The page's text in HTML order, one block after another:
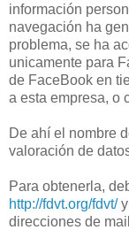
información
navegación ha
problema, se ha
unicamente para
de FaceBook en
a esta empresa, o
De ahí el nombre
valoración de
Para obtenerla,
http://fdvt.org/fdvt/y
direcciones de